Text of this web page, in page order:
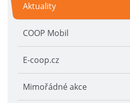
Aktuality
COOP Mobil
E-coop.cz
Mimořádné akce